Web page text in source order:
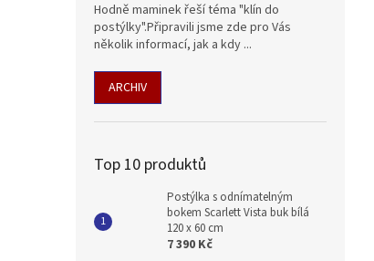
Hodně maminek řeší téma "klín do
postýlky".Připravili jsme zde pro Vás
několik informací, jak a kdy ...
ARCHIV
Top 10 produktů
Postýlka s odnímatelným
bokem Scarlett Vista buk bílá
120 x 60 cm
7 390 Kč